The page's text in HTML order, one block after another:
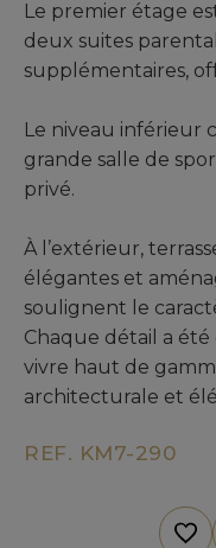
Le premier étage
deux suites
supplémentaires,
Le niveau inférieur
grande salle de
privé.
À l’extérieur,
élégantes et
soulignent le
Chaque détail a
vivre haut de
architecturale et
REF. KM7-290